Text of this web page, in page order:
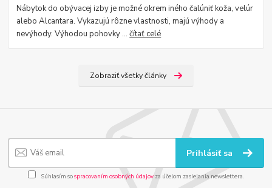
Nábytok do obývacej izby je možné okrem iného čalúniť koža, velúr
alebo Alcantara. Vykazujú rôzne vlastnosti, majú výhody a
nevýhody. Výhodou pohovky ...čítať celé
Zobraziť všetky články
Prihlásiť sa
Súhlasím sospracovaním osobných údajov za účelom zasielania newslettera.